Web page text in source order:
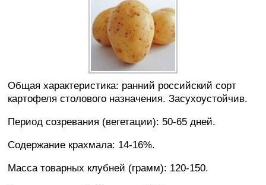
Общая характеристика: ранний российский сорт
картофеля столового назначения. Засухоустойчив.
Период созревания (вегетации): 50-65 дней.
Содержание крахмала: 14-16%.
Масса товарных клубней (грамм): 120-150.